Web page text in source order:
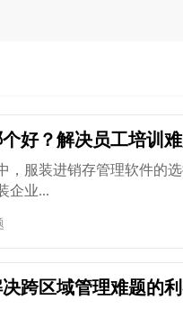
好？解决员工培训
，服装进销存管理软件的选
企业...
跨区域管理难题的利